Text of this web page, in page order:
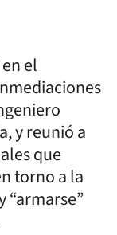
el
y reunió a
que
torno a la
“armarse”